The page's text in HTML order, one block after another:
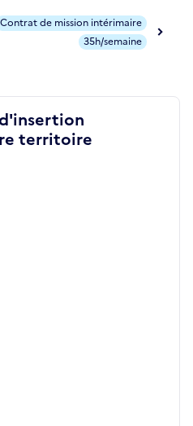
Contrat de mission intérimaire
35h/semaine
territoire